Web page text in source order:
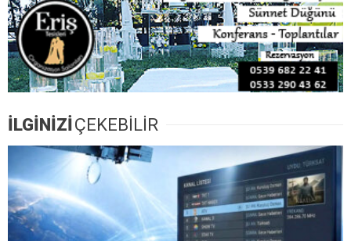
İLGİNİZİÇEKEBİLİR